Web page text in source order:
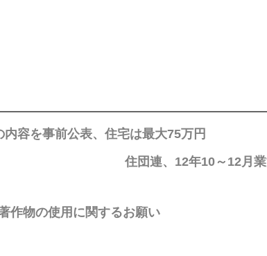
容を事前公表、住宅は最大75万円
住団連、12年10～12月
作物の使用に関するお願い